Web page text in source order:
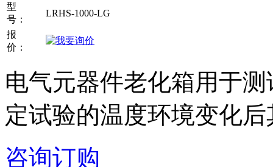
型
号：
LRHS-1000-LG
报
价：
电气元器件老化箱用于
定试验的温度环境变化
咨询订购